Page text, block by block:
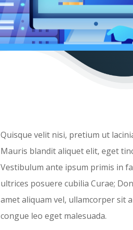
Quisque velit nisi, pretium ut
Mauris blandit aliquet elit, eget
Vestibulum ante ipsum primis in
ultrices posuere cubilia Curae;
amet aliquam vel, ullamcorper sit
congue leo eget malesuada.